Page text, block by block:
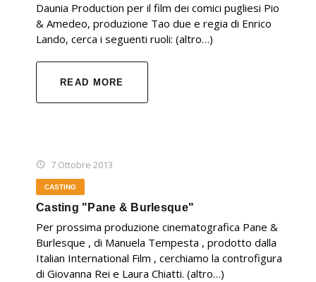
Daunia Production per il film dei comici pugliesi Pio
& Amedeo, produzione Tao due e regia di Enrico
Lando, cerca i seguenti ruoli: (altro…)
READ MORE
7 Ottobre 2013
CASTING
Casting "Pane & Burlesque"
Per prossima produzione cinematografica Pane &
Burlesque , di Manuela Tempesta , prodotto dalla
Italian International Film , cerchiamo la controfigura
di Giovanna Rei e Laura Chiatti. (altro…)